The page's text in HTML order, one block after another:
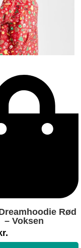
Rød
– Voksen